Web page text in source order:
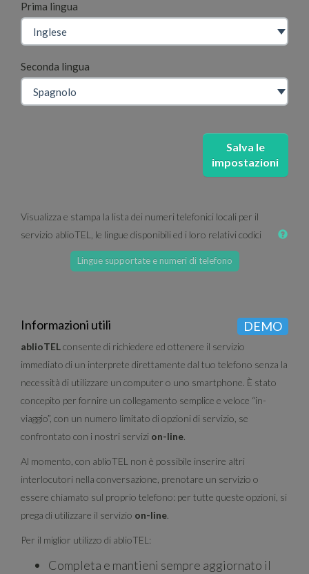
Prima lingua
Seconda lingua
Salva le
impostazioni
Visualizza e stampa la lista dei numeri telefonici locali per il
servizio ablioTEL, le lingue disponibili ed i loro relativi codici
Lingue supportate e numeri di telefono
DEMO
Informazioni utili
ablioTELconsente di richiedere ed ottenere il servizio
immediato di un interprete direttamente dal tuo telefono senza la
necessità di utilizzare un computer o uno smartphone. È stato
concepito per fornire un collegamento semplice e veloce “in-
viaggio”, con un numero limitato di opzioni di servizio, se
confrontato con i nostri servizi on-line
Al momento, con ablioTEL non è possibile inserire altri
interlocutori nella conversazione, prenotare un servizio o
essere chiamato sul proprio telefono: per tutte queste opzioni, si
prega di utilizzare il servizio on-line
Per il miglior utilizzo di ablioTEL:
Completa e mantieni sempre aggiornato il